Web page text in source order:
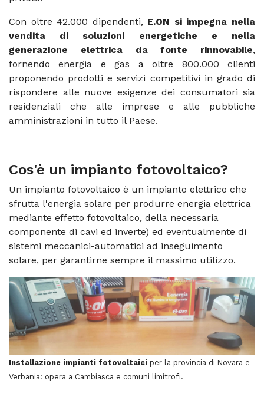
Con oltre 42.000 dipendenti, E.ON si impegna nella
vendita di soluzioni energetiche e nella
generazione elettrica da fonte rinnovabile,
fornendo energia e gas a oltre 800.000 clienti
proponendo prodotti e servizi competitivi in grado di
rispondere alle nuove esigenze dei consumatori sia
residenziali che alle imprese e alle pubbliche
amministrazioni in tutto il Paese.
Cos'è un impianto fotovoltaico?
Un impianto fotovoltaico è un impianto elettrico che
sfrutta l'energia solare per produrre energia elettrica
mediante effetto fotovoltaico, della necessaria
componente di cavi ed inverte) ed eventualmente di
sistemi meccanici-automatici ad inseguimento
solare, per garantirne sempre il massimo utilizzo.
Installazione impianti fotovoltaici per la provincia di Novara e
Verbania: opera a Cambiasca e comuni limitrofi.